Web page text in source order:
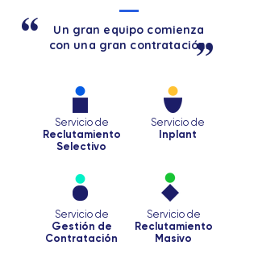
Un gran equipo comienza
con una gran contratación.
Servicio de
Reclutamiento
Selectivo
Servicio de
Gestión de
Contratación
Servicio de
Inplant
Servicio de
Reclutamiento
Masivo